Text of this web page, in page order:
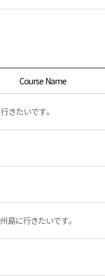
Course Name
きたいです。
島に行きたいです。